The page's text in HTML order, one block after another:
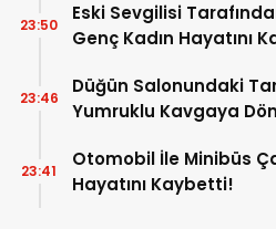
Eski Sevgilisi
Genç Kadın Hayatını
23:50
Düğün Salonundaki
Yumruklu Kavgaya
23:46
Otomobil İle Minibüs
Hayatını Kaybetti!
23:41